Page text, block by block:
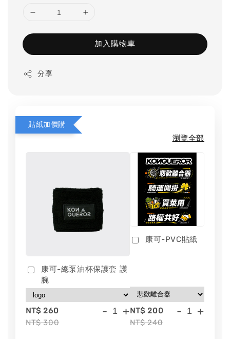
加入購物車
分享
貼紙加價購
瀏覽全部
康可-總泵油杯保護套 護
腕
NT$ 260
NT$ 300
- +
康可-PVC貼紙
NT$ 200
NT$ 240
- +